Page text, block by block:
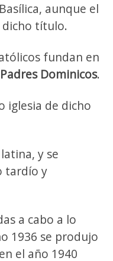
aunque el
dicho título.
fundan en
Padres Dominicos.
iglesia de dicho
y se
tardío y
a cabo a lo
1936 se produjo
el año 1940